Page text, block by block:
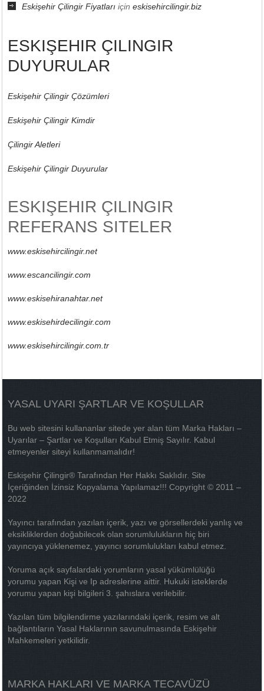
Eskişehir Çilingir Fiyatları içineskisehircilingir.biz
ESKIŞEHIR ÇILINGIR
DUYURULAR
Eskişehir Çilingir Çözümleri
Eskişehir Çilingir Kimdir
Çilingir Aletleri
Eskişehir Çilingir Duyurular
ESKIŞEHIR ÇILINGIR
REFERANS SITELER
www.eskisehircilingir.net
www.escancilingir.com
www.eskisehiranahtar.net
www.eskisehirdecilingir.com
www.eskisehircilingir.com.tr
YASAL UYARI ŞARTLAR VE KOŞULLAR
Bu web sitesini kullananlar sitede yer alan tüm Marka Hakları –
Uyarılar – Şartlar ve Koşulları Kabul Etmiş Sayılır. Kabul
etmeyenler siteyi kullanmamalıdır!
Eskişehir Çilingir® Tarafından Her Hakkı Saklıdır. Site
İçeriğinden İzinsiz Kopyalama Yapılamaz!!! Copyright © 2011 –
2022
Yayıncı tarafından yazılan içerik, yazı ve görsellerdeki yanlış ve
eksikliklerden doğabilecek olan sorumlulukların hiç biri
yayıncıya yüklenemez, yayıncı sorumlulukları kabul etmez.
Yoruma açık sayfalardaki yorumların yasal yükümlülüğü
yorumu yapan Kişi ve Ip adreslerine aittir. Hukuki isteklerde
yorumu yapan kişi bilgileri 3. şahıslara verilebilir.
Yazılan tüm bilgilendirme yazılarındaki içerik, resim ve alt
bağlantıların Yasal Haklarının savunulmasında Eskişehir
Mahkemeleri yetkilidir.
MARKA HAKLARI VE MARKA TECAVÜZÜ